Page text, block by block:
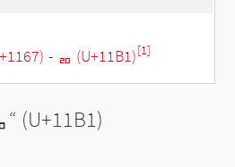
- ᆱ (U+11B1)[1]
“ (U+11B1)